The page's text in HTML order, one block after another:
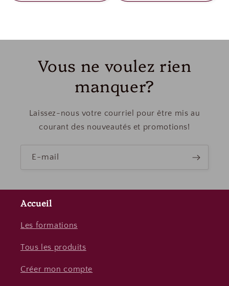
Vous ne voulez rien
manquer?
Laissez-nous votre courriel pour être mis au
courant des nouveautés et promotions!
E-mail
Accueil
Les formations
Tous les produits
Créer mon compte